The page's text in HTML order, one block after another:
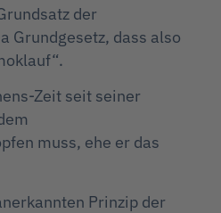
der
Grundgesetz, dass also
Zeit seit seiner
muss, ehe er das
Prinzip der